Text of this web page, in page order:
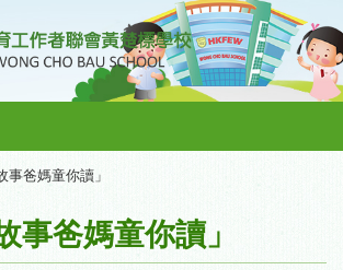
事爸媽童你讀」
事爸媽童你讀」